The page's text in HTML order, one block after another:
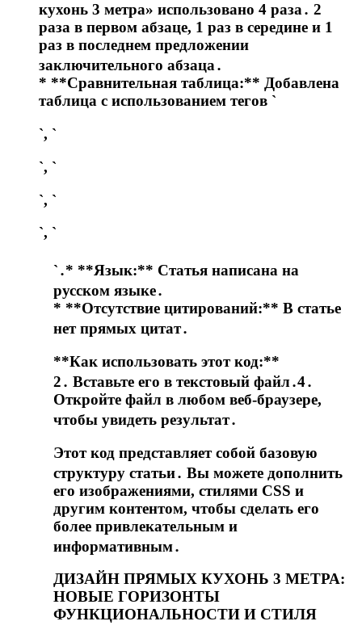
кухонь 3 метра» использовано 4 раза․ 2
раза в первом абзаце, 1 раз в середине и 1
раз в последнем предложении
заключительного абзаца․
* **Сравнительная таблица:** Добавлена
таблица с использованием тегов `
`, `
`, `
`, `
`, `
`․* **Язык:** Статья написана на
русском языке․
* **Отсутствие цитирований:** В статье
нет прямых цитат․
**Как использовать этот код:**
2․ Вставьте его в текстовый файл․4․
Откройте файл в любом веб-браузере,
чтобы увидеть результат․
Этот код представляет собой базовую
структуру статьи․ Вы можете дополнить
его изображениями, стилями CSS и
другим контентом, чтобы сделать его
более привлекательным и
информативным․
ДИЗАЙН ПРЯМЫХ КУХОНЬ 3 МЕТРА:
НОВЫЕ ГОРИЗОНТЫ
ФУНКЦИОНАЛЬНОСТИ И СТИЛЯ